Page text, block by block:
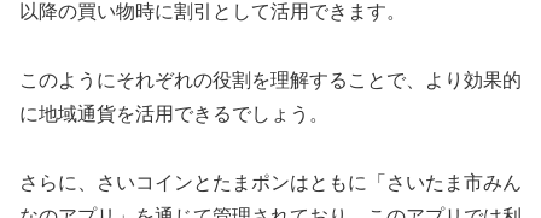
以降の買い物時に割引として活用できます。
このようにそれぞれの役割を理解することで、より効果的
に地域通貨を活用できるでしょう。
さらに、さいコインとたまポンはともに「さいたま市みん